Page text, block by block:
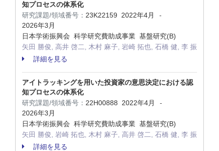
知プロセスの体系化
研究課題/領域番号： 23K22159 2022年4月 -
2026年3月
日本学術振興会 科学研究費助成事業 基盤研究(B)
矢田 勝俊, 高井 啓二, 木村 麻子, 岩崎 拓也, 石橋 健, 李 振
詳細を見る
アイトラッキングを用いた投資家の意思決定における認
知プロセスの体系化
研究課題/領域番号： 22H00888 2022年4月 -
2026年3月
日本学術振興会 科学研究費助成事業 基盤研究(B)
矢田 勝俊, 岩崎 拓也, 木村 麻子, 高井 啓二, 石橋 健, 李 振
詳細を見る